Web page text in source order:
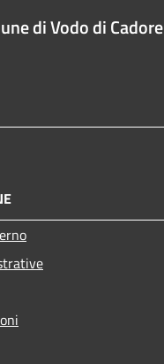
di Vodo di Cadore